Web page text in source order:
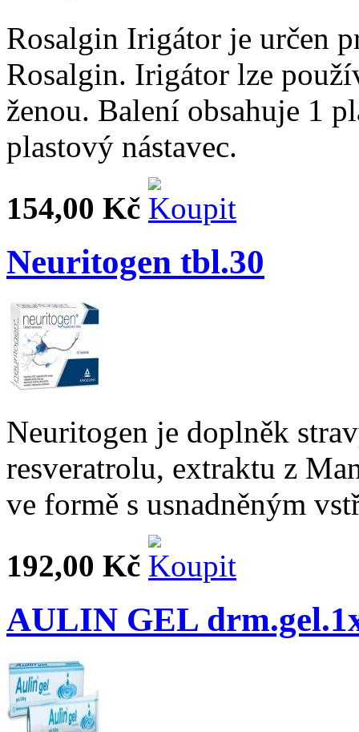
Rosalgin Irigátor je určen
Rosalgin. Irigátor lze
ženou. Balení obsahuje 1
plastový nástavec.
154,00 Kč
Neuritogen tbl.30
Neuritogen je doplněk
resveratrolu, extraktu z
ve formě s usnadněným
192,00 Kč
AULIN GEL